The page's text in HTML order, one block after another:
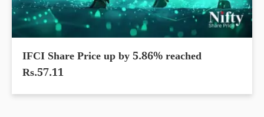
IFCI Share Price up by 5.86% reached
Rs.57.11